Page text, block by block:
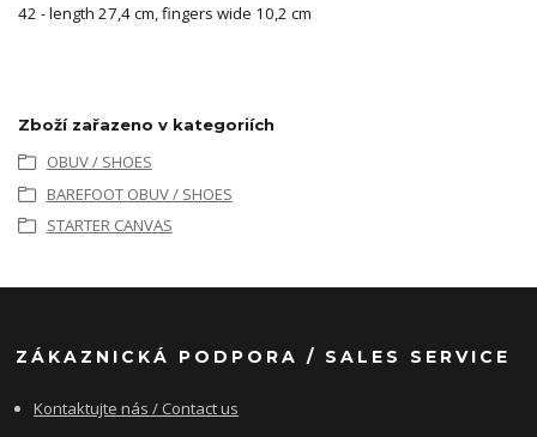
42 - length 27,4 cm, fingers wide 10,2 cm
Zboží zařazeno v kategoriích
OBUV / SHOES
BAREFOOT OBUV / SHOES
STARTER CANVAS
ZÁKAZNICKÁ PODPORA / SALES SERVICE
Kontaktujte nás / Contact us